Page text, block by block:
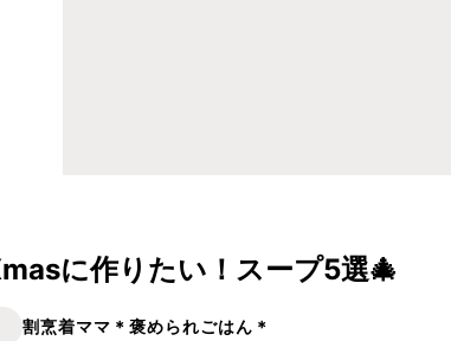
に作りたい！スープ5選🎄
割烹着ママ＊褒められごはん＊